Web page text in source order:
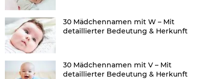
30 Mädchennamen mit W – Mit
detaillierter Bedeutung & Herkunft
30 Mädchennamen mit V – Mit
detaillierter Bedeutung & Herkunft